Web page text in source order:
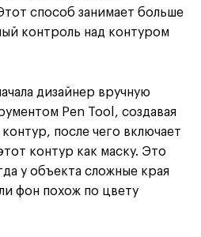
способ занимает больше
контроль над контуром
дизайнер вручную
Pen Tool, создавая
после чего включает
контур как маску. Это
у объекта сложные края
фон похож по цвету